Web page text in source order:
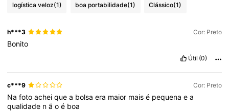
logística veloz(1) boa portabilidade(1) Clássico(1)
h***3 Cor: Preto
Bonito
Útil (0)
c***9 Cor: Preto
Nafotoacheiquea bolsaera maior maisé pequenaea
qualidade nãoé boa